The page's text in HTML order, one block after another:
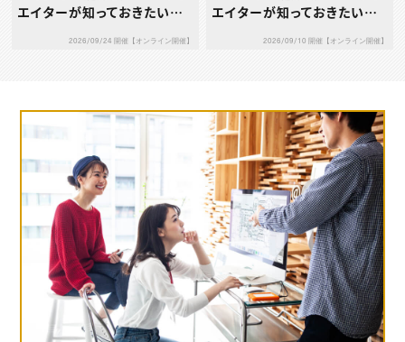
エイターが知っておきたいデ
編］～CIとVI～2026/09/24 開催【オンライン開催】
エイターが知っておきたいデ
編］～デザインプロセスとペ
2026/09/10 開催【オンライン開催】